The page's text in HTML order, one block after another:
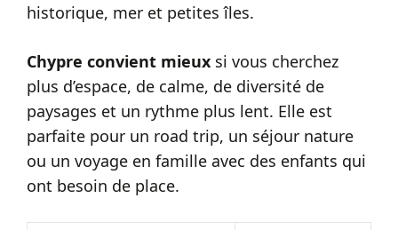
historique, mer et petites îles.
Chypre convient mieux si vous cherchez
plus d’espace, de calme, de diversité de
paysages et un rythme plus lent. Elle est
parfaite pour un road trip, un séjour nature
ou un voyage en famille avec des enfants qui
ont besoin de place.